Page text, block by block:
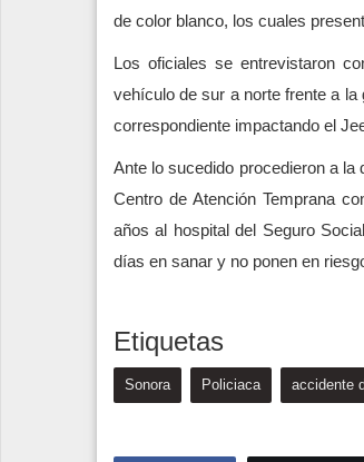
de color blanco, los cuales
Los oficiales se entrevistaron
vehículo de sur a norte frente a
correspondiente impactando el
Ante lo sucedido procedieron a la
Centro de Atención Temprana
años al hospital del Seguro
días en sanar y no ponen en
Etiquetas
Sonora Policiaca accidente